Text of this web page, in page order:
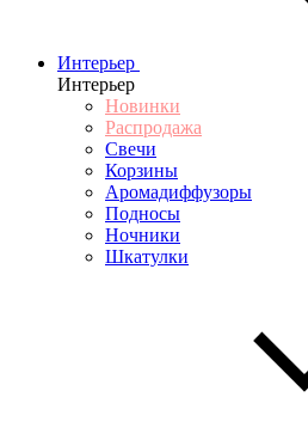
Интерьер
Интерьер
Новинки
Распродажа
Свечи
Корзины
Аромадиффузоры
Подносы
Ночники
Шкатулки